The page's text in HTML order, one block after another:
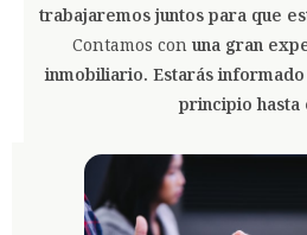
trabajaremos juntos para que
Contamos con una gran
inmobiliario. Estarás
principio hasta